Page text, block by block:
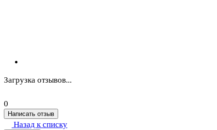
Загрузка отзывов...
0
Написать отзыв
Назад к списку